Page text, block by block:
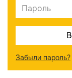
Забыли пароль?